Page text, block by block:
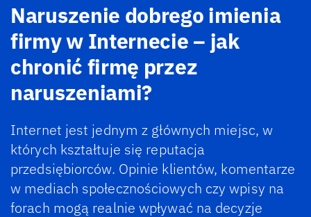
Naruszenie dobrego imienia
firmy w Internecie – jak
chronić firmę przez
naruszeniami?
Internet jest jednym z głównych miejsc, w
których kształtuje się reputacja
przedsiębiorców. Opinie klientów, komentarze
w mediach społecznościowych czy wpisy na
forach mogą realnie wpływać na decyzje